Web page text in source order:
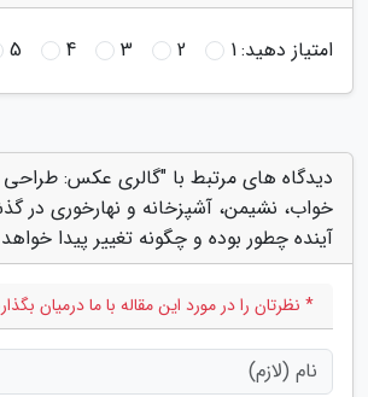
امتیاز دهید:1
2
3
4
5
دیدگاه های مرتبط با "گالری عکس: طراحی
خواب، نشیمن، آشپزخانه و نهارخوری در
آینده چطور بوده و چگونه تغییر پیدا
* نظرتان را در مورد این مقاله با ما درمیان